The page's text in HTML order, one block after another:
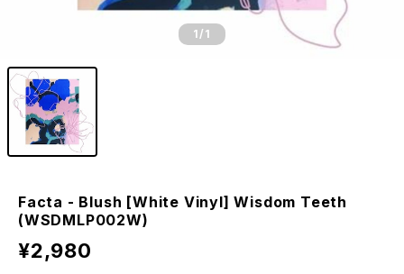
1 /1
Facta - Blush [White Vinyl] Wisdom Teeth
(WSDMLP002W)
¥2,980